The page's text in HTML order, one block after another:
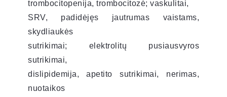
trombocitopenija, trombocitozė; vaskulitai,
SRV, padidėjęs jautrumas vaistams,
skydliaukės
sutrikimai; elektrolitų pusiausvyros
sutrikimai,
dislipidemija, apetito sutrikimai, nerimas,
nuotaikos